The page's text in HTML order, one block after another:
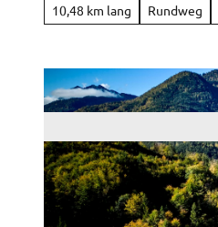
10,48 km lang Rundweg